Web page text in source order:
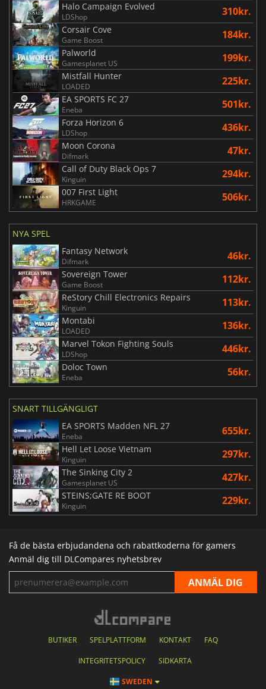
Halo Campaign Evolved
LDShop 310kr.
Corsair Cove
Game Boost 184kr.
Palworld
Gamesplanet US 199kr.
Mistfall Hunter
LOADED 225kr.
EA SPORTS FC 27
Eneba 501kr.
Forza Horizon 6
LDShop 436kr.
Moon Corona
Difmark 47kr.
Call of Duty Black Ops 7
Kinguin 294kr.
007 First Light
HRKGAME 506kr.
NYA SPEL
Fantasy Network
Difmark 46kr.
Sovereign Tower
Game Boost 112kr.
ReStory Chill Electronics Repairs
Kinguin 113kr.
Montabi
LOADED 136kr.
Marvel Tokon Fighting Souls
LDShop 446kr.
Doloc Town
Eneba 56kr.
SNART TILLGÄNGLIGT
EA SPORTS Madden NFL 27
Eneba 655kr.
Hell Let Loose Vietnam
Kinguin 297kr.
The Sinking City 2
Gamesplanet US 427kr.
STEINS;GATE RE BOOT
Kinguin 229kr.
Få de bästa erbjudandena och rabattkoderna för gamers
Anmäl dig till DLCompares nyhetsbrev
BUTIKER SPELPLATTFORM KONTAKT FAQ
INTEGRITETSPOLICY SIDKARTA
SWEDEN